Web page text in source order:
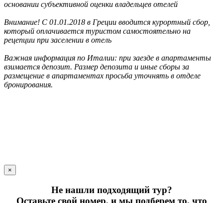
основании субъективной оценки владельцев отелей
Внимание! С 01.01.2018 в Греции вводится курортный сбор,
который оплачивается туристом самостоятельно на
рецепции при заселении в отель
Важная информация по Италии: при заезде в апартаменты
взимается депозит. Размер депозита и иные сборы за
размещение в апартаментах просьба уточнять в отделе
бронирования.
×
Не нашли подходящий тур?
Оставьте свой номер, и мы подберем то, что